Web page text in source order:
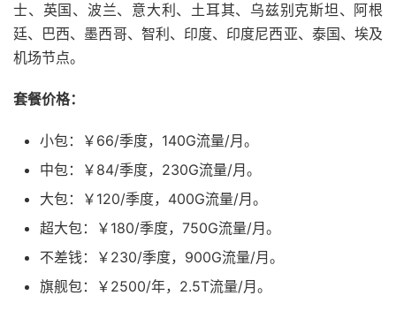
士、英国、波兰、意大利、土耳其、乌兹别克斯坦、阿根
廷、巴西、墨西哥、智利、印度、印度尼西亚、泰国、埃及
机场节点。
套餐价格：
小包：￥66/季度，140G流量/月。
中包：￥84/季度，230G流量/月。
大包：￥120/季度，400G流量/月。
超大包：￥180/季度，750G流量/月。
不差钱：￥230/季度，900G流量/月。
旗舰包：￥2500/年，2.5T流量/月。